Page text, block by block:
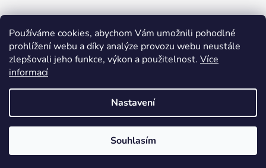
Používáme cookies, abychom Vám umožnili pohodlné
prohlížení webu a díky analýze provozu webu neustále
zlepšovali jeho funkce, výkon a použitelnost. Více
informací
Nastavení
Souhlasím
Poslední hodnocení produktů
Hodnocení produktu je 5 z 5 hvězdiček.
Vytvořil Shoptet
Baby Concept
vyhrazena.